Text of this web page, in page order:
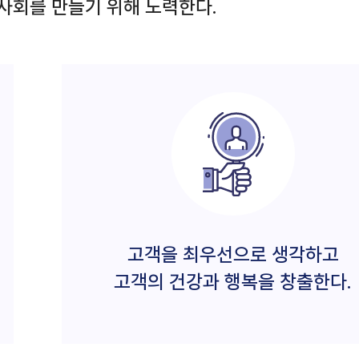
회를 만들기 위해 노력한다.
고객을 최우선으로 생각하고
고객의 건강과 행복을 창출한다.